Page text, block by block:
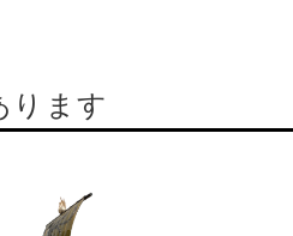
ります